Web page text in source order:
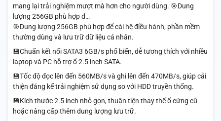
mang lại trải nghiệm mượt mà hơn cho người dùng. 🎯Dung
lượng 256GB phù hợp đ…
🎯Dung lượng 256GB phù hợp để cài hệ điều hành, phần mềm
thường dùng và lưu trữ dữ liệu cá nhân.
💾Chuẩn kết nối SATA3 6GB/s phổ biến, dễ tương thích với nhiều
laptop và PC hỗ trợ ổ 2.5 inch SATA.
💾Tốc độ đọc lên đến 560MB/s và ghi lên đến 470MB/s, giúp cải
thiện đáng kể trải nghiệm sử dụng so với HDD truyền thống.
💾Kích thước 2.5 inch nhỏ gọn, thuận tiện thay thế ổ cứng cũ
hoặc nâng cấp thêm dung lượng lưu trữ.